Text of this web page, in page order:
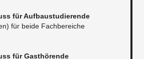
für Aufbaustudierende
für beide Fachbereiche
für Gasthörende